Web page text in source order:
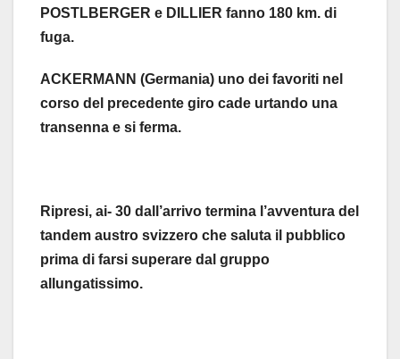
POSTLBERGER e DILLIER fanno 180 km. di
fuga.
ACKERMANN (Germania) uno dei favoriti nel
corso del precedente giro cade urtando una
transenna e si ferma.
Ripresi, ai- 30 dall’arrivo termina l’avventura del
tandem austro svizzero che saluta il pubblico
prima di farsi superare dal gruppo
allungatissimo.